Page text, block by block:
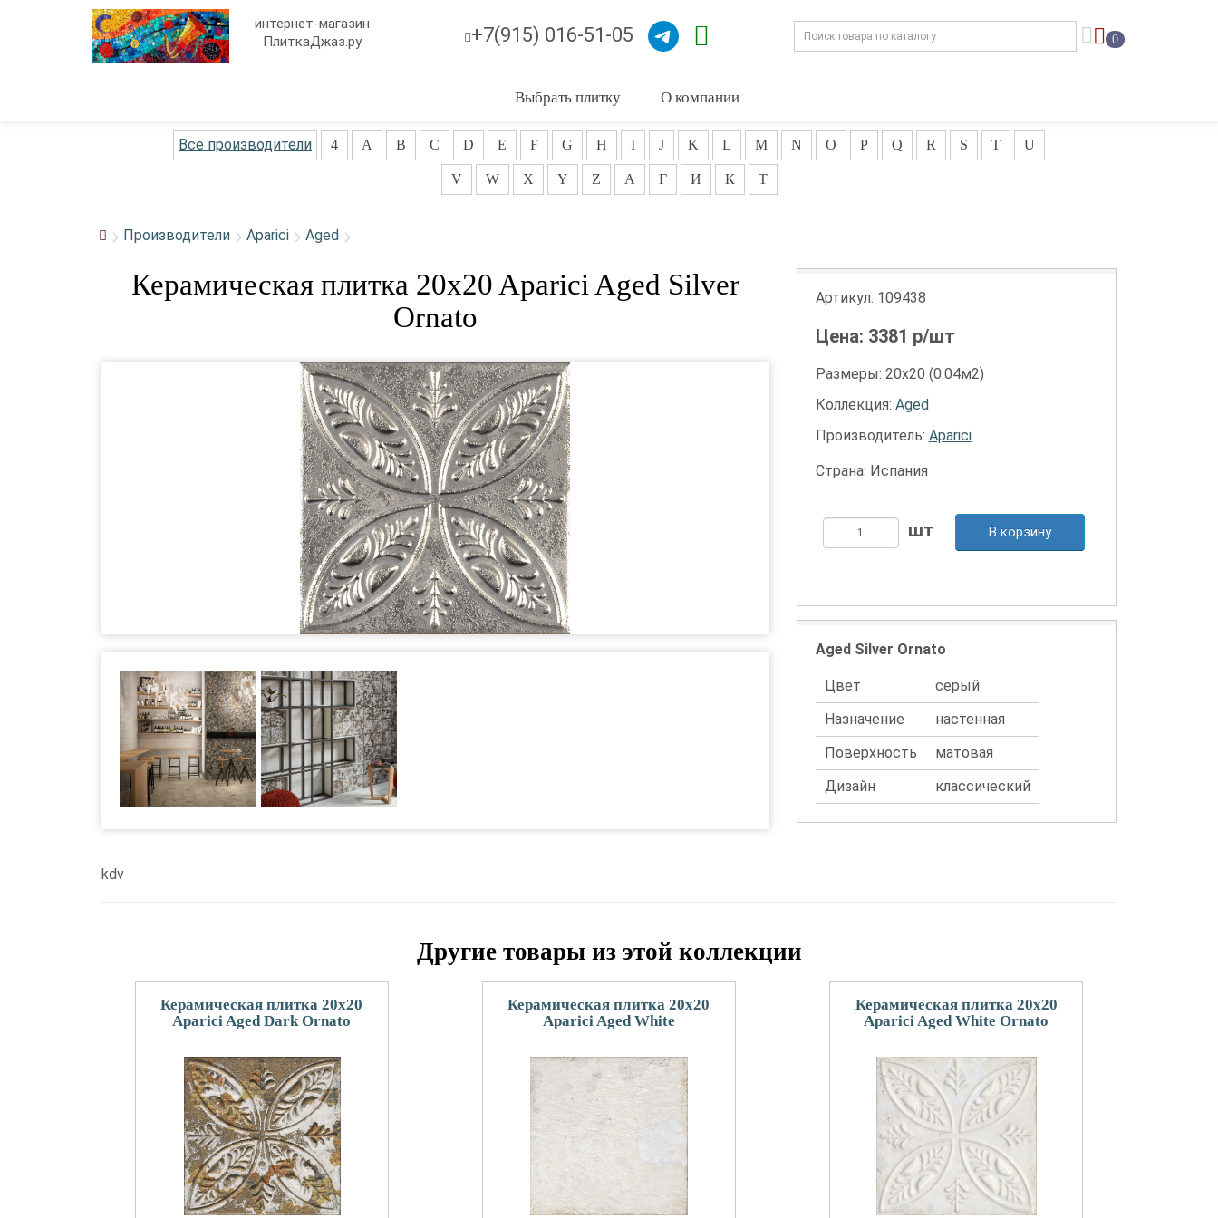
интернет-магазин
ПлиткаДжаз.ру
+7(915) 016-51-05 0
Выбрать плитку О компании
Все производители 4 A B C D E F G H I J K L M N O P Q R S T U
V W X Y Z А Г И К Т
Производители Aparici Aged
Керамическая плитка 20x20 Aparici Aged Silver
Ornato
Артикул: 109438
Цена: 3381 р/шт
Размеры: 20х20 (0.04м2)
Коллекция: Aged
Производитель: Aparici
Страна: Испания
В корзину
Aged Silver Ornato
Цвет
серый
Назначение
настенная
Поверхность
матовая
Дизайн
классический
kdv
Другие товары из этой коллекции
Керамическая плитка 20x20
Aparici Aged Dark Ornato
Керамическая плитка 20x20
Aparici Aged White
Керамическая плитка 20x20
Aparici Aged White Ornato